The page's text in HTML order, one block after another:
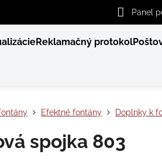
Panel
Reklamačný protokol
Efektné fontány Doplnky k
spojka 803